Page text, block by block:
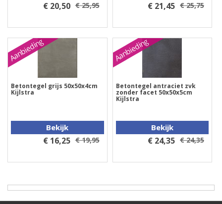
€ 20,50 € 25,95 € 21,45 € 25,75
Aanbieding
Betontegel grijs 50x50x4cm
Kijlstra
Bekijk
€ 16,25 € 19,95
Aanbieding
Betontegel antraciet zvk
zonder facet 50x50x5cm
Kijlstra
Bekijk
€ 24,35 € 24,35